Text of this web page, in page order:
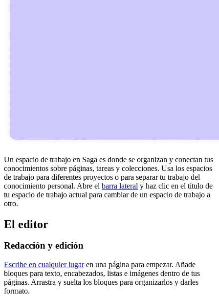
Un espacio de trabajo en Saga es donde se organizan y conectan tus
conocimientos sobre páginas, tareas y colecciones. Usa los espacios
de trabajo para diferentes proyectos o para separar tu trabajo del
conocimiento personal. Abre el barra lateral y haz clic en el título de
tu espacio de trabajo actual para cambiar de un espacio de trabajo a
otro.
El editor
Redacción y edición
Escribe en cualquier lugaren una página para empezar. Añade
bloques para texto, encabezados, listas e imágenes dentro de tus
páginas. Arrastra y suelta los bloques para organizarlos y darles
formato.